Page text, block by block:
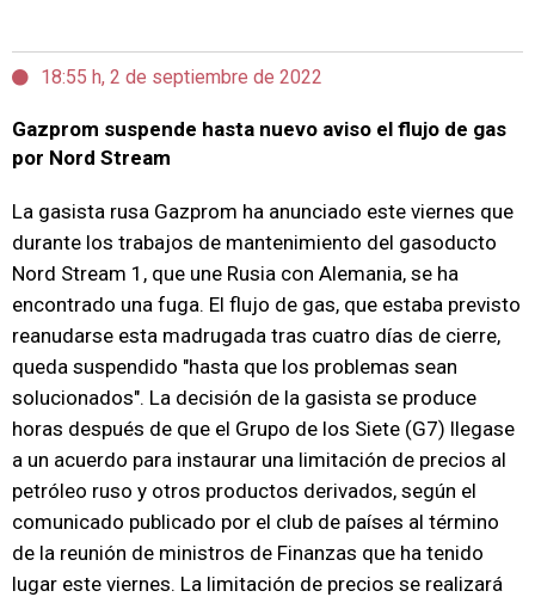
18:55 h, 2 de septiembre de 2022
Gazprom suspende hasta nuevo aviso el flujo de gas
por Nord Stream
La gasista rusa Gazprom ha anunciado este viernes que
durante los trabajos de mantenimiento del gasoducto
Nord Stream 1, que une Rusia con Alemania, se ha
encontrado una fuga. El flujo de gas, que estaba previsto
reanudarse esta madrugada tras cuatro días de cierre,
queda suspendido "hasta que los problemas sean
solucionados". La decisión de la gasista se produce
horas después de que el Grupo de los Siete (G7) llegase
a un acuerdo para instaurar una limitación de precios al
petróleo ruso y otros productos derivados, según el
comunicado publicado por el club de países al término
de la reunión de ministros de Finanzas que ha tenido
lugar este viernes. La limitación de precios se realizará